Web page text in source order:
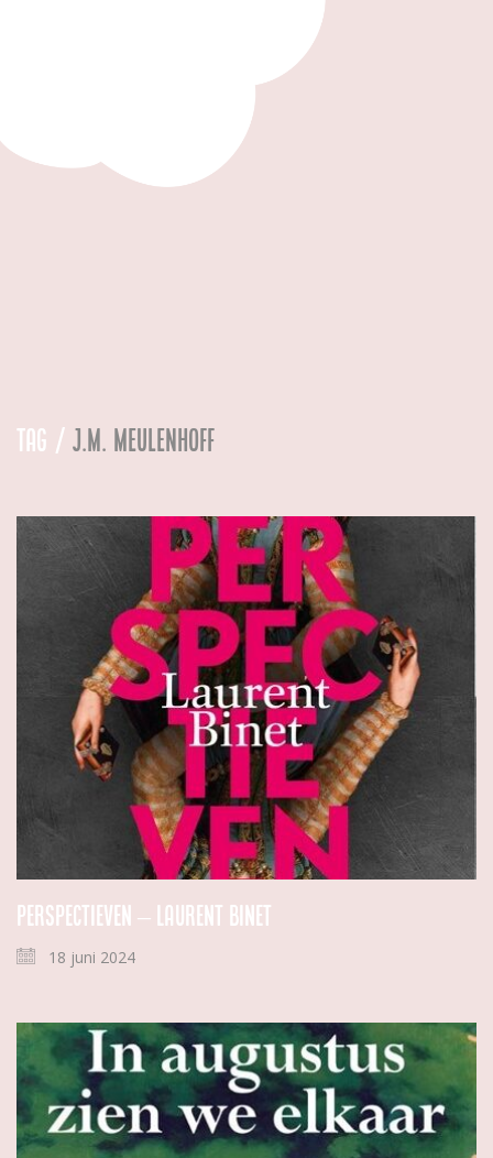
Tag / J.M. Meulenhoff
Perspectieven – Laurent Binet
18 juni 2024